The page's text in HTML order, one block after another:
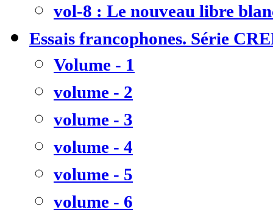
vol-8 : Le nouveau libre
Essais francophones. Série
Volume - 1
volume - 2
volume - 3
volume - 4
volume - 5
volume - 6